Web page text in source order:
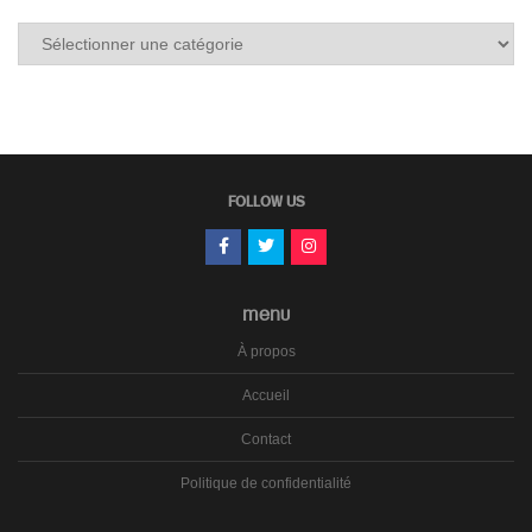
FOLLOW US
MENU
À propos
Accueil
Contact
Politique de confidentialité